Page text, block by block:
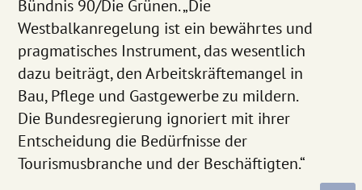
Bündnis 90/Die Grünen. „Die
Westbalkanregelung ist ein bewährtes und
pragmatisches Instrument, das wesentlich
dazu beiträgt, den Arbeitskräftemangel in
Bau, Pflege und Gastgewerbe zu mildern.
Die Bundesregierung ignoriert mit ihrer
Entscheidung die Bedürfnisse der
Tourismusbranche und der Beschäftigten.“